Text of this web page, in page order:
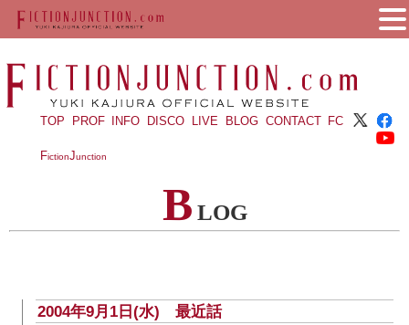
TOP PROF INFO DISCO LIVE BLOG CONTACT FC
FictionJunction
B LOG
2004年9月1日(水) 最近話